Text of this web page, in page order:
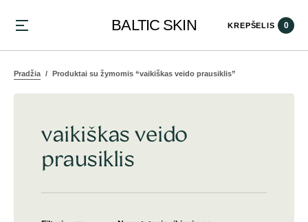
BALTIC SKIN KREPŠELIS 0
Pradžia Produktai su žymomis “vaikiškas veido prausiklis”
vaikiškas veido
prausiklis